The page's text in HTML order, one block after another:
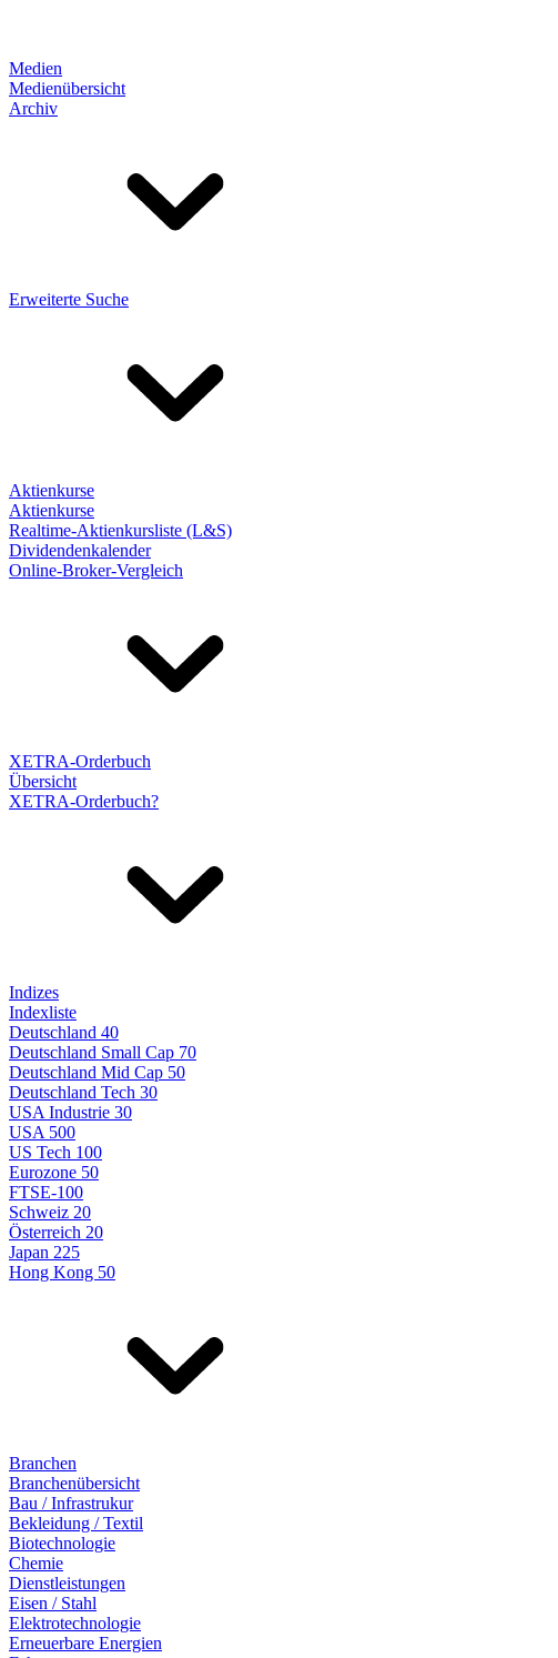
Medien
Medienübersicht
Archiv
Erweiterte Suche
Aktienkurse
Aktienkurse
Realtime-Aktienkursliste (L&S)
Dividendenkalender
Online-Broker-Vergleich
XETRA-Orderbuch
Übersicht
XETRA-Orderbuch?
Indizes
Indexliste
Deutschland 40
Deutschland Small Cap 70
Deutschland Mid Cap 50
Deutschland Tech 30
USA Industrie 30
USA 500
US Tech 100
Eurozone 50
FTSE-100
Schweiz 20
Österreich 20
Japan 225
Hong Kong 50
Branchen
Branchenübersicht
Bau / Infrastrukur
Bekleidung / Textil
Biotechnologie
Chemie
Dienstleistungen
Eisen / Stahl
Elektrotechnologie
Erneuerbare Energien